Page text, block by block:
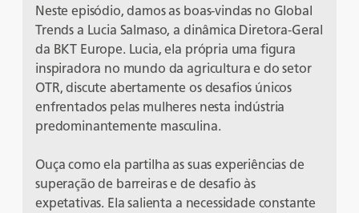
Neste episódio, damos as boas-vindas no Global
Trends a Lucia Salmaso, a dinâmica Diretora-Geral
da BKT Europe. Lucia, ela própria uma figura
inspiradora no mundo da agricultura e do setor
OTR, discute abertamente os desafios únicos
enfrentados pelas mulheres nesta indústria
predominantemente masculina.
Ouça como ela partilha as suas experiências de
superação de barreiras e de desafio às
expetativas. Ela salienta a necessidade constante